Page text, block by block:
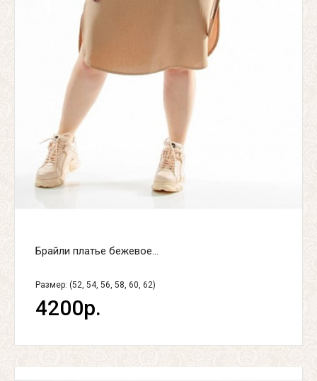
Брайли платье бежевое...
Размер: (52, 54, 56, 58, 60, 62)
4200р.